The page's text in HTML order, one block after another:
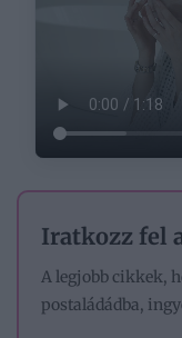
Iratkozz fel
A legjobb cikkek,
postaládádba,